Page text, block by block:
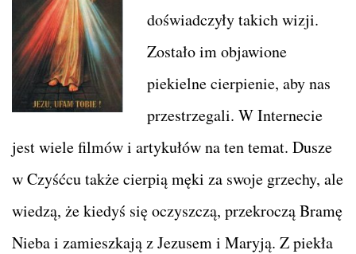
doświadczyły takich wizji.
Zostało im objawione
piekielne cierpienie, aby nas
przestrzegali. W Internecie
jest wiele filmów i artykułów na ten temat. Dusze
w Czyśćcu także cierpią męki za swoje grzechy, ale
wiedzą, że kiedyś się oczyszczą, przekroczą Bramę
Nieba i zamieszkają z Jezusem i Maryją. Z piekła